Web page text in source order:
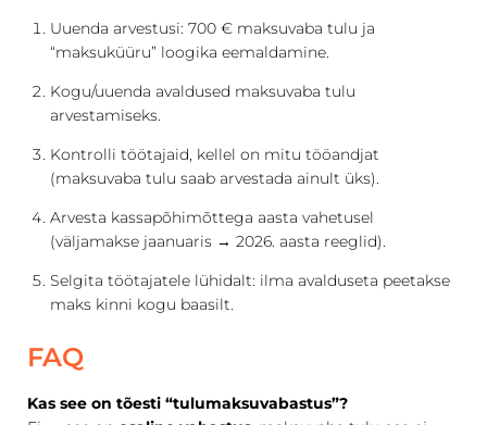
Uuenda arvestusi: 700 € maksuvaba tulu ja
“maksuküüru” loogika eemaldamine.
Kogu/uuenda avaldused maksuvaba tulu
arvestamiseks.
Kontrolli töötajaid, kellel on mitu tööandjat
(maksuvaba tulu saab arvestada ainult üks).
Arvesta kassapõhimõttega aasta vahetusel
(väljamakse jaanuaris → 2026. aasta reeglid).
Selgita töötajatele lühidalt: ilma avalduseta peetakse
maks kinni kogu baasilt.
FAQ
Kas see on tõesti “tulumaksuvabastus”?